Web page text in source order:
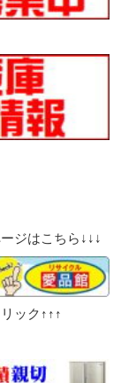
ジはこちら↓↓↓
ック↑↑↑